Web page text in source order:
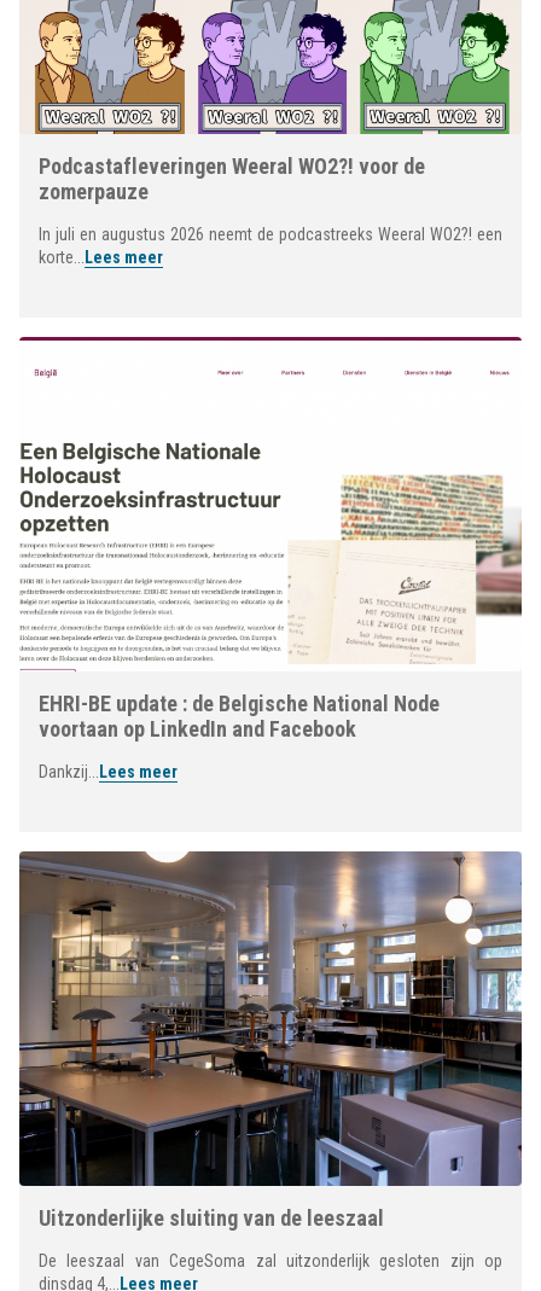
Podcastafleveringen Weeral WO2?! voor de
zomerpauze
In juli en augustus 2026 neemt de podcastreeks Weeral WO2?! een
korte...
Lees meer
EHRI-BE update : de Belgische National Node
voortaan op LinkedIn and Facebook
Dankzij... Lees meer
Uitzonderlijke sluiting van de leeszaal
De leeszaal van CegeSoma zal uitzonderlijk gesloten zijn op
dinsdag 4,... Lees meer